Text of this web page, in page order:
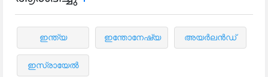
ഇന്ത്യ ഇന്തോനേഷ്യ അയർലൻഡ്
ഇസ്രായേൽ